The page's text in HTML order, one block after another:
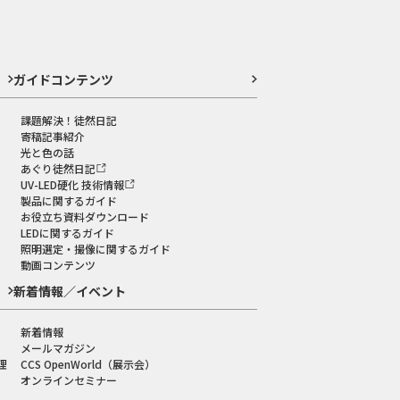
ガイドコンテンツ
課題解決！徒然日記
寄稿記事紹介
光と色の話
あぐり徒然日記
UV-LED硬化 技術情報
製品に関するガイド
お役立ち資料ダウンロード
LEDに関するガイド
照明選定・撮像に関するガイド
動画コンテンツ
新着情報／イベント
新着情報
メールマガジン
CCS OpenWorld（展示会）
オンラインセミナー